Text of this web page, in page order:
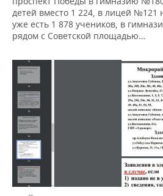
детей вместо 1 224, в лицей №121
уже есть 1 878 учеников, в
рядом с Советской площадью…